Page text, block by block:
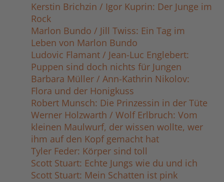
Kerstin Brichzin / Igor Kuprin: Der Junge im
Rock
Marlon Bundo / Jill Twiss: Ein Tag im
Leben von Marlon Bundo
Ludovic Flamant / Jean-Luc Englebert:
Puppen sind doch nichts für Jungen
Barbara Müller / Ann-Kathrin Nikolov:
Flora und der Honigkuss
Robert Munsch: Die Prinzessin in der Tüte
Werner Holzwarth / Wolf Erlbruch: Vom
kleinen Maulwurf, der wissen wollte, wer
ihm auf den Kopf gemacht hat
Tyler Feder: Körper sind toll
Scott Stuart: Echte Jungs wie du und ich
Scott Stuart: Mein Schatten ist pink